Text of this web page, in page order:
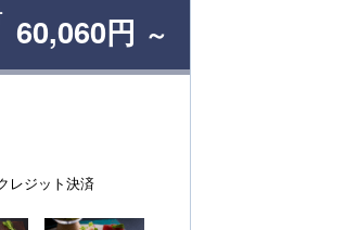
60,060円 ～
レジット決済